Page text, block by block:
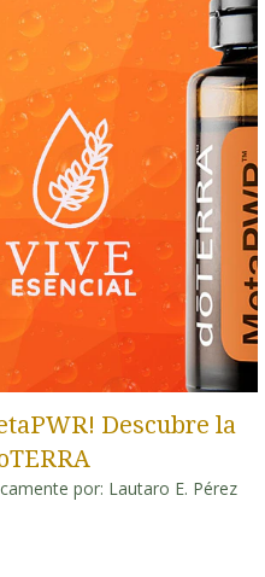
Descubre la
por: Lautaro E. Pérez